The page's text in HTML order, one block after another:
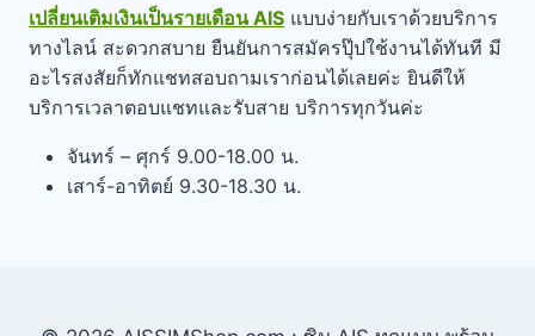
เปลี่ยนเติมเงินเป็นรายเดือน AIS แบบง่ายกับเราด้วยบริการ
ทางไลน์ สะดวกสบาย ยืนยันการสมัครปุ๊ปใช้งานได้ทันที มี
อะไรสงสัยก็ทักแชทสอบถามเราก่อนได้เลยค่ะ ยินดีให้
บริการเวลาตอบแชทและรับสาย บริการทุกวันค่ะ
จันทร์ – ศุกร์ 9.00-18.00 น.
เสาร์-อาทิตย์ 9.30-18.30 น.